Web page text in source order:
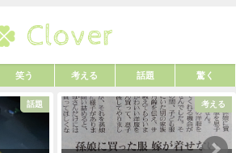
笑う 考える 話題 驚く
話題 考える